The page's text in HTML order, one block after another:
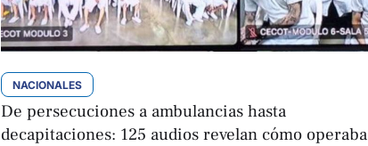
NACIONALES
De persecuciones a ambulancias hasta
decapitaciones: 125 audios revelan cómo operaba